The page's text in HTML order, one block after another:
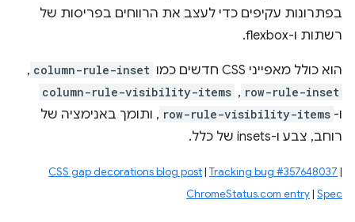
בפתרונות עקיפים כדי לעצב את הרווחים בפריסות של
רשתות ו-flexbox.
הוא כולל מאפייני CSS חדשים כמו column-rule-inset
,‏
row-rule-inset
,‏
column-rule-visibility-items
ו- row-rule-visibility-items , ותומך באנימציה של
רוחב, צבע ו-insets של כלל.
CSS gap decorations blog post| Tracking bug #357648037 |
ChromeStatus.com entry| Spec